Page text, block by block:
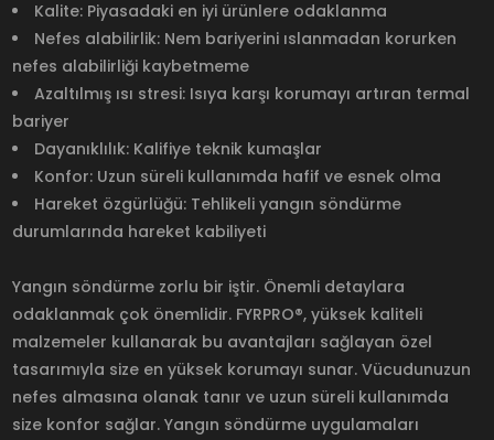
Kalite: Piyasadaki en iyi ürünlere odaklanma
Nefes alabilirlik: Nem bariyerini ıslanmadan korurken
nefes alabilirliği kaybetmeme
Azaltılmış ısı stresi: Isıya karşı korumayı artıran termal
bariyer
Dayanıklılık: Kalifiye teknik kumaşlar
Konfor: Uzun süreli kullanımda hafif ve esnek olma
Hareket özgürlüğü: Tehlikeli yangın söndürme
durumlarında hareket kabiliyeti
Yangın söndürme zorlu bir iştir. Önemli detaylara
odaklanmak çok önemlidir. FYRPRO®, yüksek kaliteli
malzemeler kullanarak bu avantajları sağlayan özel
tasarımıyla size en yüksek korumayı sunar. Vücudunuzun
nefes almasına olanak tanır ve uzun süreli kullanımda
size konfor sağlar. Yangın söndürme uygulamaları